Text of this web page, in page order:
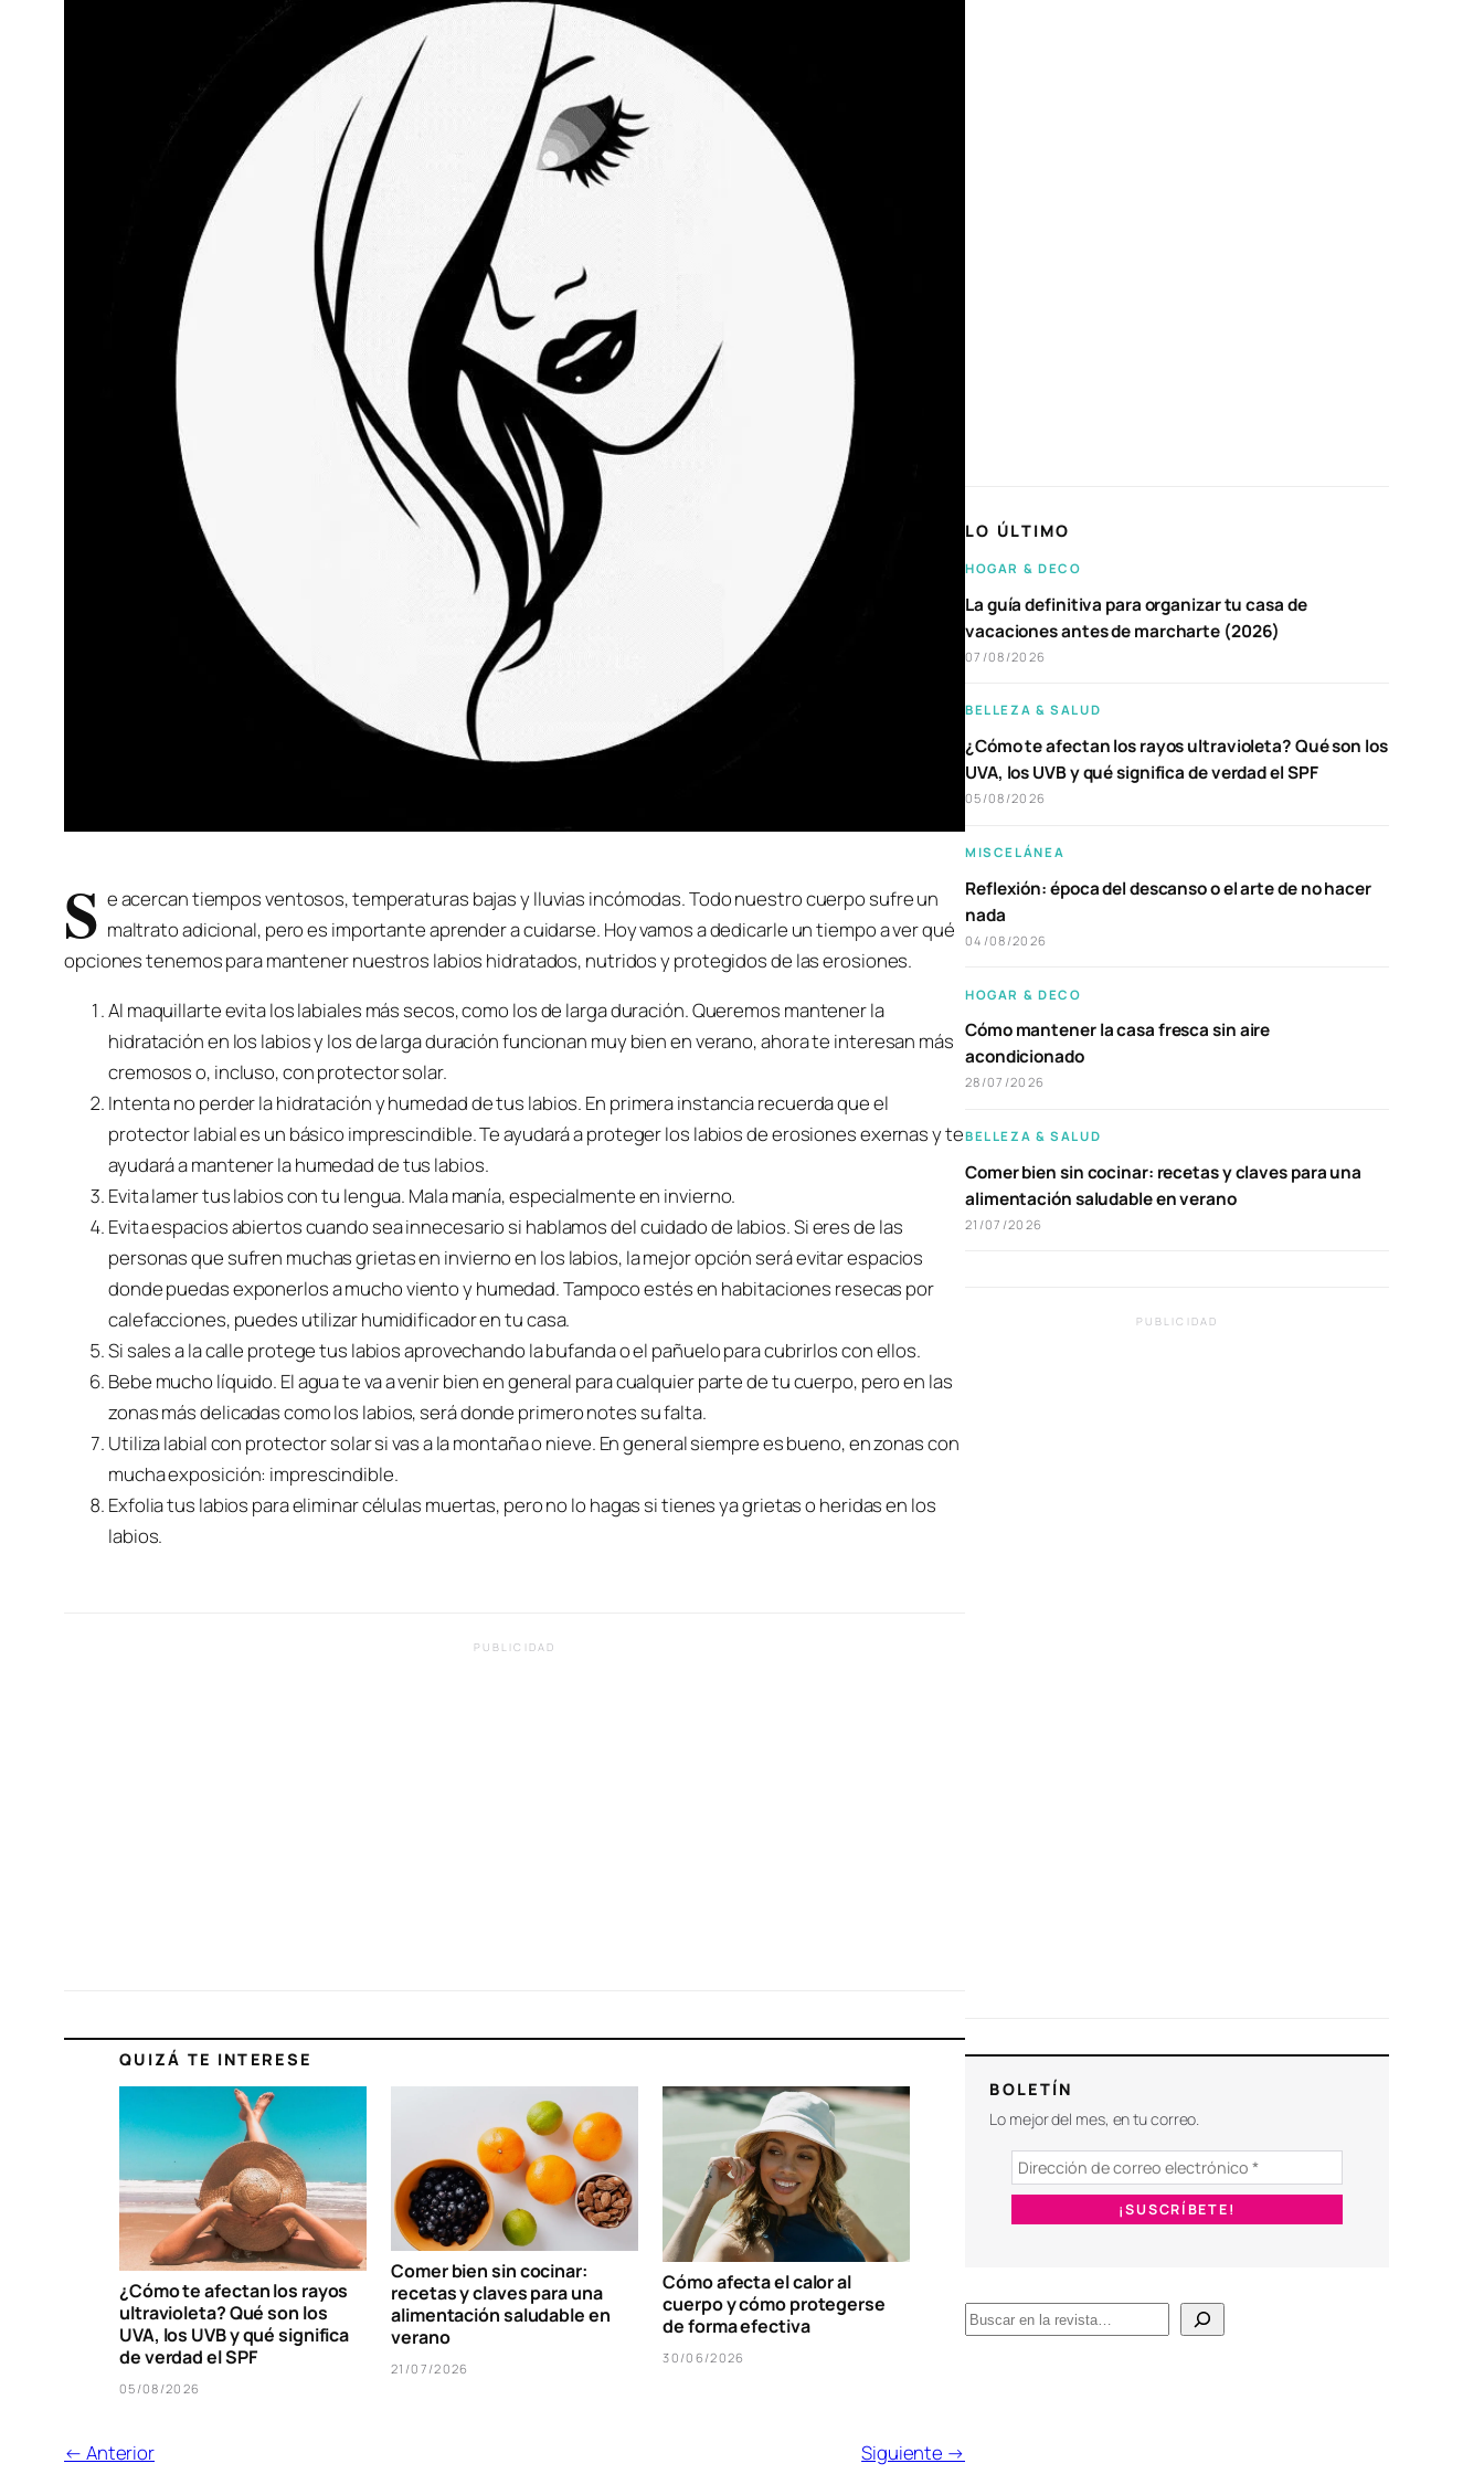
S e acercan tiempos ventosos, temperaturas bajas y lluvias incómodas. Todo nuestro cuerpo sufre un
maltrato adicional, pero es importante aprender a cuidarse. Hoy vamos a dedicarle un tiempo a ver qué
opciones tenemos para mantener nuestros labios hidratados, nutridos y protegidos de las erosiones.
Al maquillarte evita los labiales más secos, como los de larga duración. Queremos mantener la
hidratación en los labios y los de larga duración funcionan muy bien en verano, ahora te interesan más
cremosos o, incluso, con protector solar.
Intenta no perder la hidratación y humedad de tus labios. En primera instancia recuerda que el
protector labial es un básico imprescindible. Te ayudará a proteger los labios de erosiones exernas y te
ayudará a mantener la humedad de tus labios.
Evita lamer tus labios con tu lengua. Mala manía, especialmente en invierno.
Evita espacios abiertos cuando sea innecesario si hablamos del cuidado de labios. Si eres de las
personas que sufren muchas grietas en invierno en los labios, la mejor opción será evitar espacios
donde puedas exponerlos a mucho viento y humedad. Tampoco estés en habitaciones resecas por
calefacciones, puedes utilizar humidificador en tu casa.
Si sales a la calle protege tus labios aprovechando la bufanda o el pañuelo para cubrirlos con ellos.
Bebe mucho líquido. El agua te va a venir bien en general para cualquier parte de tu cuerpo, pero en las
zonas más delicadas como los labios, será donde primero notes su falta.
Utiliza labial con protector solar si vas a la montaña o nieve. En general siempre es bueno, en zonas con
mucha exposición: imprescindible.
Exfolia tus labios para eliminar células muertas, pero no lo hagas si tienes ya grietas o heridas en los
labios.
PUBLICIDAD
QUIZÁ TE INTERESE
¿Cómo te afectan los rayos
ultravioleta? Qué son los
UVA, los UVB y qué significa
de verdad el SPF
05/08/2026
Comer bien sin cocinar:
recetas y claves para una
alimentación saludable en
verano
21/07/2026
Cómo afecta el calor al
cuerpo y cómo protegerse
de forma efectiva
30/06/2026
← Anterior Siguiente →
LO ÚLTIMO
HOGAR & DECO
La guía definitiva para organizar tu casa de
vacaciones antes de marcharte (2026)
07/08/2026
BELLEZA & SALUD
¿Cómo te afectan los rayos ultravioleta? Qué son los
UVA, los UVB y qué significa de verdad el SPF
05/08/2026
MISCELÁNEA
Reflexión: época del descanso o el arte de no hacer
nada
04/08/2026
HOGAR & DECO
Cómo mantener la casa fresca sin aire
acondicionado
28/07/2026
BELLEZA & SALUD
Comer bien sin cocinar: recetas y claves para una
alimentación saludable en verano
21/07/2026
PUBLICIDAD
BOLETÍN
Lo mejor del mes, en tu correo.
B